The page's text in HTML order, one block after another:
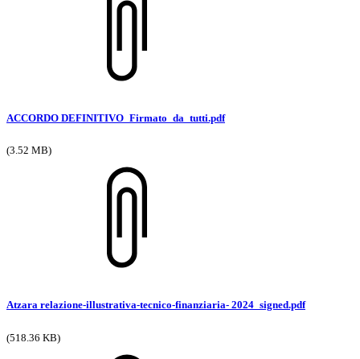
ACCORDO DEFINITIVO_Firmato_da_tutti.pdf
(3.52 MB)
Atzara relazione-illustrativa-tecnico-finanziaria- 2024_signed.pdf
(518.36 KB)